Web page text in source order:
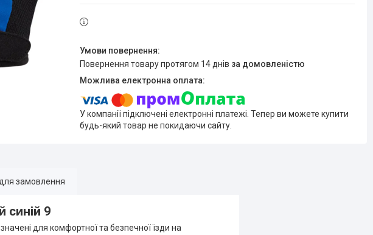
повернення товару протягом 14 днів за домовленістю
У компанії підключені електронні платежі. Тепер ви можете купити
будь-який товар не покидаючи сайту.
замовлення
синій 9
для комфортної та безпечної їзди на